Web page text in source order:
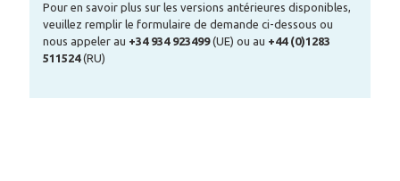
Pour en savoir plus sur les versions antérieures disponibles,
veuillez remplir le formulaire de demande ci-dessous ou
nous appeler au +34 934 923499(UE) ou au +44 (0)1283
511524(RU)